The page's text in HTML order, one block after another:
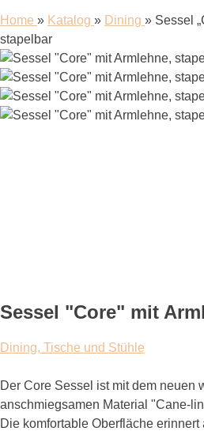
Home » Katalog » Dining » Sessel
stapelbar
Sessel "Core" mit
Dining, Tische und Stühle
Der Core Sessel ist mit dem neuen
anschmiegsamen Material "Cane-
Die komfortable Oberfläche